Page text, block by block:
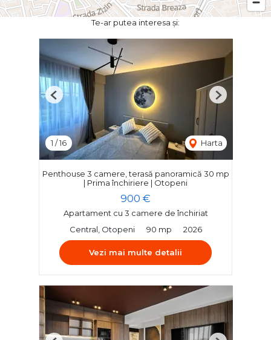
Te-ar putea interesa și:
1 /16 Harta
Previous Next
Penthouse 3 camere, terasă panoramică 30 mp
| Prima închiriere | Otopeni
900 €
Apartament cu 3 camere de închiriat
Central, Otopeni
90 mp 2026
Vezi mai multe detalii